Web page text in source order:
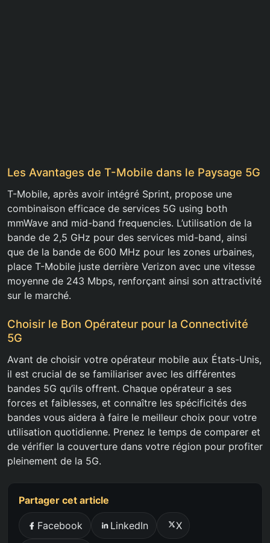
Les Avantages de T-Mobile dans le Paysage 5G
T-Mobile, après avoir intégré Sprint, propose une
combinaison efficace de services 5G using both
mmWave and mid-band frequencies. L’utilisation de la
bande de 2,5 GHz pour des services mid-band, ainsi
que de la bande de 600 MHz pour les zones urbaines,
place T-Mobile juste derrière Verizon avec une vitesse
moyenne de 243 Mbps, renforçant ainsi son attractivité
sur le marché.
Choisir le Bon Opérateur pour la Connectivité
5G
Avant de choisir votre opérateur mobile aux États-Unis,
il est crucial de se familiariser avec les différentes
bandes 5G qu’ils offrent. Chaque opérateur a ses
forces et faiblesses, et connaître les spécificités des
bandes vous aidera à faire le meilleur choix pour votre
utilisation quotidienne. Prenez le temps de comparer et
de vérifier la couverture dans votre région pour profiter
pleinement de la 5G.
Partager cet article
Facebook LinkedIn X